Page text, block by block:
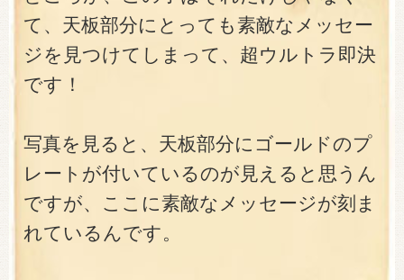
て、天板部分にとっても素敵なメッセー
ジを見つけてしまって、超ウルトラ即決
です！
写真を見ると、天板部分にゴールドのプ
レートが付いているのが見えると思うん
ですが、ここに素敵なメッセージが刻ま
れているんです。